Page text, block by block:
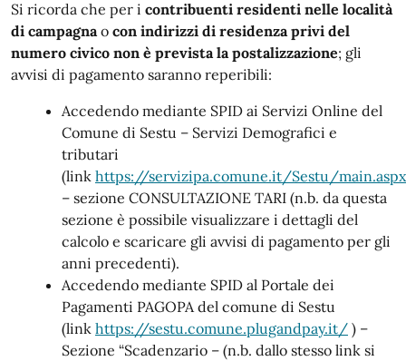
Si ricorda che per i contribuenti residenti nelle località
di campagna o con indirizzi di residenza privi del
numero civico non è prevista la postalizzazione; gli
avvisi di pagamento saranno reperibili:
Accedendo mediante SPID ai Servizi Online del
Comune di Sestu – Servizi Demografici e
tributari
(link https://servizipa.comune.it/Sestu/main.aspx
– sezione CONSULTAZIONE TARI (n.b. da questa
sezione è possibile visualizzare i dettagli del
calcolo e scaricare gli avvisi di pagamento per gli
anni precedenti).
Accedendo mediante SPID al Portale dei
Pagamenti PAGOPA del comune di Sestu
(link https://sestu.comune.plugandpay.it/ ) –
Sezione “Scadenzario – (n.b. dallo stesso link si